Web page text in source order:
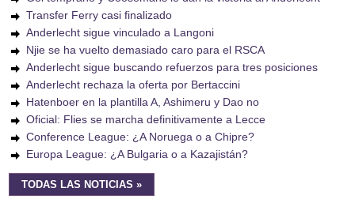
Transfer Ferry casi finalizado
Anderlecht sigue vinculado a Langoni
Njie se ha vuelto demasiado caro para el RSCA
Anderlecht sigue buscando refuerzos para tres posiciones
Anderlecht rechaza la oferta por Bertaccini
Hatenboer en la plantilla A, Ashimeru y Dao no
Oficial: Flies se marcha definitivamente a Lecce
Conference League: ¿A Noruega o a Chipre?
Europa League: ¿A Bulgaria o a Kazajistán?
TODAS LAS NOTICIAS »